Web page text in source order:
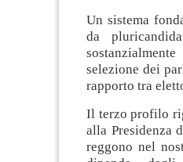
Un sistema
da
selezione dei
rapporto tra
Il terzo profilo
alla Presidenza
reggono nel